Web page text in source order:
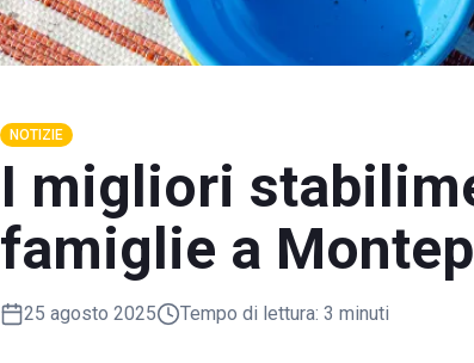
NOTIZIE
I migliori
famiglie a
25 agosto 2025 Tempo di lettura: 3 minuti